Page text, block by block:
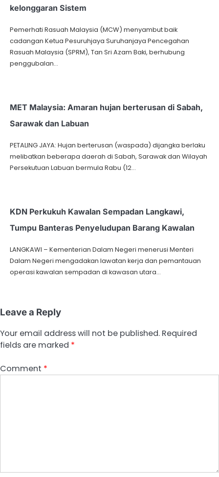
kelonggaran Sistem
Pemerhati Rasuah Malaysia (MCW) menyambut baik
cadangan Ketua Pesuruhjaya Suruhanjaya Pencegahan
Rasuah Malaysia (SPRM), Tan Sri Azam Baki, berhubung
penggubalan…
MET Malaysia: Amaran hujan berterusan di Sabah,
Sarawak dan Labuan
PETALING JAYA: Hujan berterusan (waspada) dijangka berlaku
melibatkan beberapa daerah di Sabah, Sarawak dan Wilayah
Persekutuan Labuan bermula Rabu (12…
KDN Perkukuh Kawalan Sempadan Langkawi,
Tumpu Banteras Penyeludupan Barang Kawalan
LANGKAWI – Kementerian Dalam Negeri menerusi Menteri
Dalam Negeri mengadakan lawatan kerja dan pemantauan
operasi kawalan sempadan di kawasan utara…
Leave a Reply
Your email address will not be published. Required
fields are marked *
Comment *